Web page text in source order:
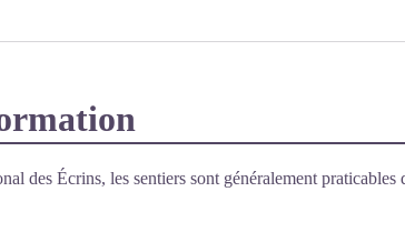
des Écrins, les sentiers sont généralement praticables